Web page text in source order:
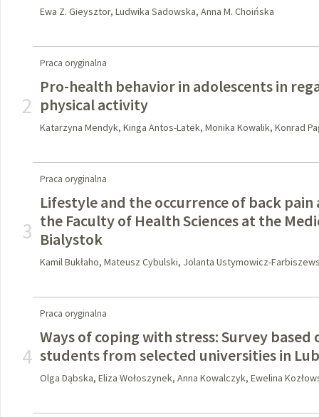
Ewa Z. Gieysztor, Ludwika Sadowska, Anna M. Choińska
2
Praca oryginalna
Pro-health behavior in adolescents in
physical activity
Katarzyna Mendyk, Kinga Antos-Latek, Monika Kowalik, Konrad
3
Praca oryginalna
Lifestyle and the occurrence of back
the Faculty of Health Sciences at the
Bialystok
Kamil Bukłaho, Mateusz Cybulski, Jolanta Ustymowicz-
4
Praca oryginalna
Ways of coping with stress: Survey
students from selected universities in
Olga Dąbska, Eliza Wołoszynek, Anna Kowalczyk, Ewelina